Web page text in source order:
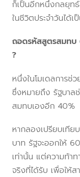
ก็เป็นอีกหนึ่งกลยุท
ในชีวิตประจำวันได้เ
ถอดรหัสสูตรสมทบ
?
หนึ่งในโมเดลการ
ซึ่งหมายถึง รัฐบาล
สมทบเองอีก 40%
หากลองเปรียบเทีย
บาท รัฐจะออกให้
เท่านั้น แต่ความท้า
จริงที่ได้รับ เพื่อให้ส